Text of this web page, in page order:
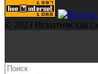
© 2023 Искитимская